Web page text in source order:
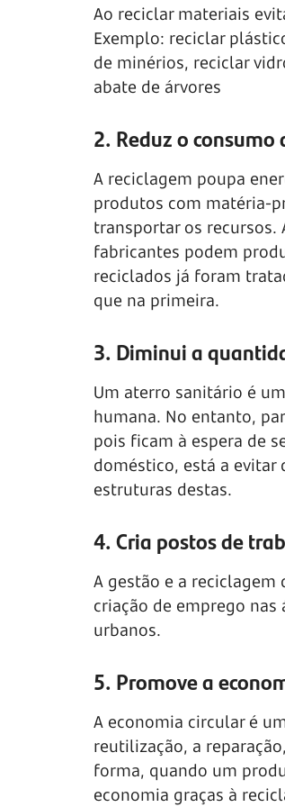
Ao reciclar materiais
Exemplo: reciclar
de minérios, reciclar
abate de árvores
2. Reduz o
A reciclagem poupa
produtos com matéria-
transportar os recursos.
fabricantes podem
reciclados já foram
que na primeira.
3. Diminui a
Um aterro sanitário é
humana. No entanto,
pois ficam à espera de
doméstico, está a evitar
estruturas destas.
4. Cria postos de
A gestão e a
criação de emprego
urbanos.
5. Promove a
A economia circular é
reutilização, a
forma, quando um
economia graças à